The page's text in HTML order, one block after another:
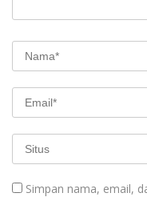
Simpan nama, email,